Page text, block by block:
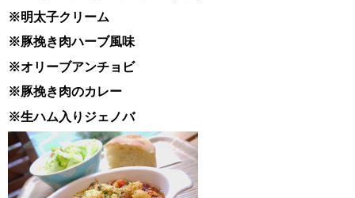
※明太子クリーム
※豚挽き肉ハーブ風味
※オリーブアンチョビ
※豚挽き肉のカレー
※生ハム入りジェノバ